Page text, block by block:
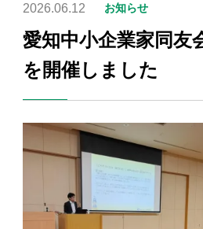
2026.06.12 お知らせ
愛知中小企業家同友
を開催しました